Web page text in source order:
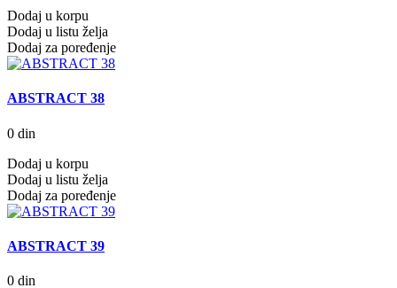
Dodaj u korpu
Dodaj u listu želja
Dodaj za poređenje
ABSTRACT 38
0 din
Dodaj u korpu
Dodaj u listu želja
Dodaj za poređenje
ABSTRACT 39
0 din